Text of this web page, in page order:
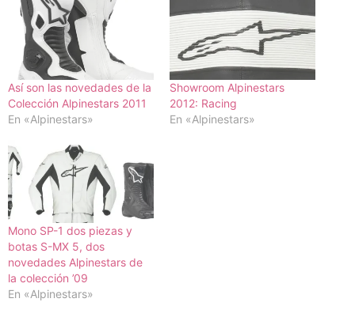
Así son las novedades de la
Colección Alpinestars 2011
En «Alpinestars»
Showroom Alpinestars
2012: Racing
En «Alpinestars»
Mono SP-1 dos piezas y
botas S-MX 5, dos
novedades Alpinestars de
la colección ’09
En «Alpinestars»